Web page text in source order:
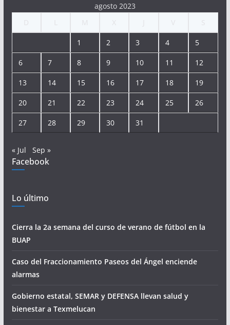
agosto 2023
1 2 3 4 5
6 7 8 9 10 11 12
13 14 15 16 17 18 19
20 21 22 23 24 25 26
27 28 29 30 31
« Jul Sep »
Facebook
Lo último
Cierra la 2a semana del curso de verano de fútbol en la
BUAP
Caso del Fraccionamiento Paseos del Ángel enciende
alarmas
Gobierno estatal, SEMAR y DEFENSA llevan salud y
bienestar a Texmelucan